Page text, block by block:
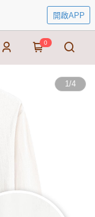
開啟APP
0
1/4